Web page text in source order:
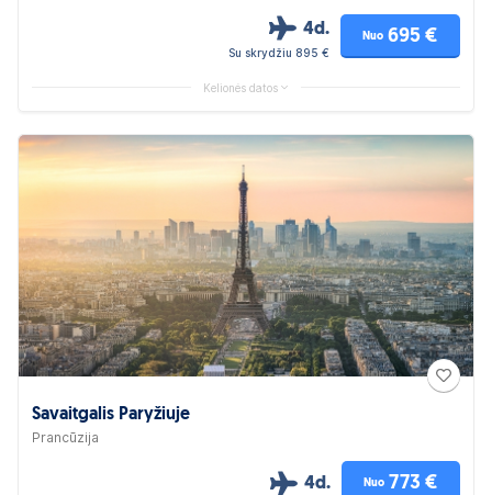
4d.
Su skrydžiu 895 €
Nuo 695 €
Kelionės datos
Savaitgalis Paryžiuje
Prancūzija
4d. Nuo 773 €